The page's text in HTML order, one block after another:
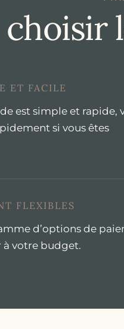
ET FACILE
est simple et rapide,
si vous êtes
FLEXIBLES
d’options de
à votre budget.